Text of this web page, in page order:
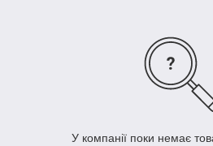
У компанії поки немає